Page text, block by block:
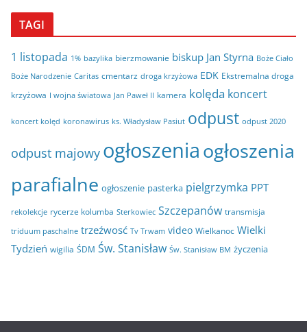
c
w
a
TAGI
1 listopada 1% bazylika bierzmowanie biskup Jan Styrna Boże Ciało
Boże Narodzenie Caritas cmentarz droga krzyżowa EDK Ekstremalna droga
krzyżowa I wojna światowa Jan Paweł II kamera kolęda koncert
koncert kolęd koronawirus ks. Władysław Pasiut odpust odpust 2020
odpust majowy ogłoszeniaogłoszenia
parafialne ogłoszenie pasterka pielgrzymka PPT
rekolekcje rycerze kolumba Sterkowiec Szczepanów transmisja
triduum paschalne trzeźwosć Tv Trwam video Wielkanoc Wielki
Tydzień wigilia ŚDM Św. Stanisław Św. Stanisław BM życzenia